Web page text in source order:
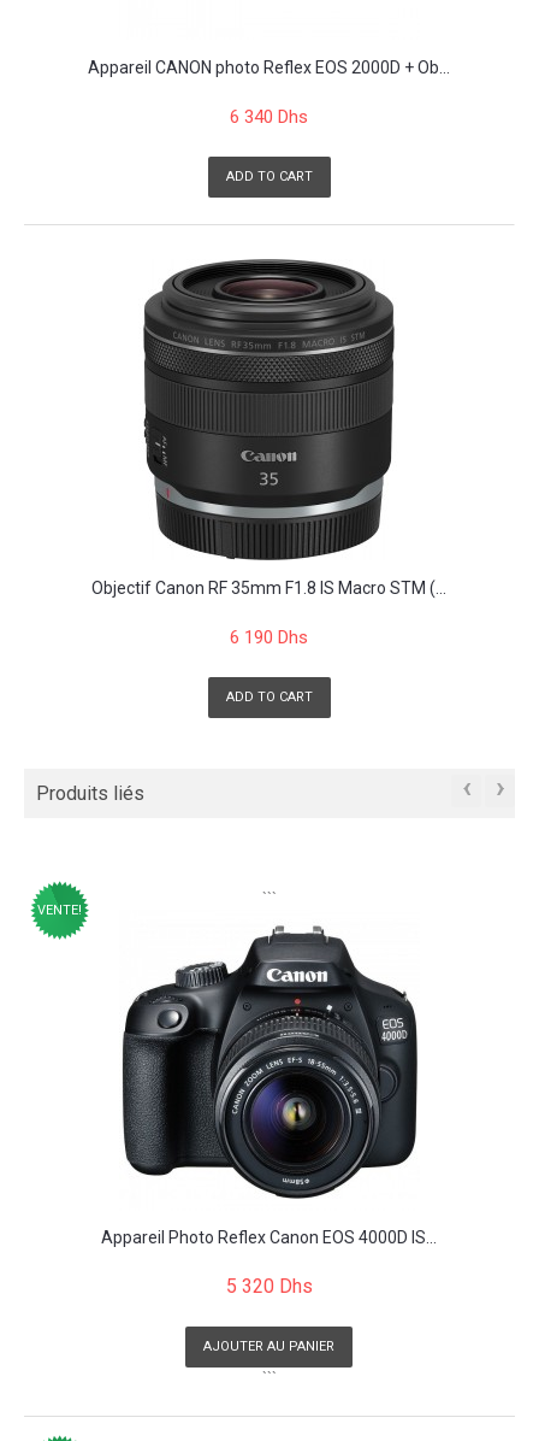
Appareil CANON photo Reflex EOS 2000D + Ob...
6 340 Dhs
ADD TO CART
Objectif Canon RF 35mm F1.8 IS Macro STM (...
6 190 Dhs
ADD TO CART
Produits liés ‹ ›
```
VENTE!
Appareil Photo Reflex Canon EOS 4000D IS...
5 320 Dhs
AJOUTER AU PANIER
```